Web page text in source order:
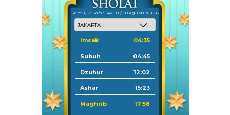
Sabtu, 23 Safar 1448 H / 08 Agustus 2026
Imsak 04:35
Subuh 04:45
Dzuhur 12:02
Ashar 15:23
Maghrib 17:58